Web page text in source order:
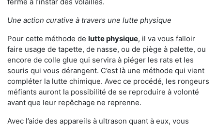
Une action curative à travers une lutte physique
Pour cette méthode de lutte physique, il va vous falloir
faire usage de tapette, de nasse, ou de piège à palette, ou
encore de colle glue qui servira à piéger les rats et les
souris qui vous dérangent. C’est là une méthode qui vient
compléter la lutte chimique. Avec ce procédé, les rongeurs
méfiants auront la possibilité de se reproduire à volonté
avant que leur repêchage ne reprenne.
Avec l’aide des appareils à ultrason quant à eux, vous